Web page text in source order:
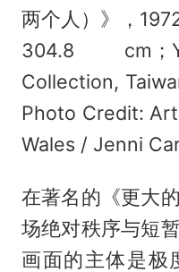
两个人）》，
304.8 cm；
Collection,
Photo Credit:
Wales / Jenni
在著名的《更大
场绝对秩序与短
画面的主体是极